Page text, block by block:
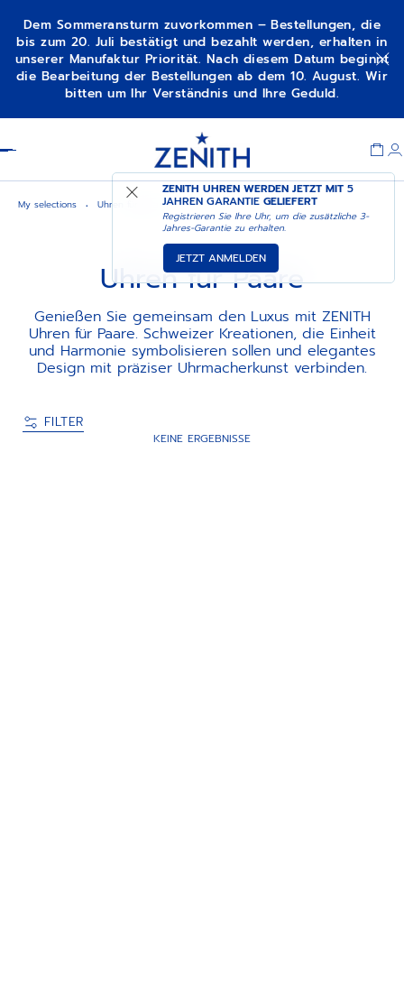
Dem Sommeransturm zuvorkommen – Bestellungen, die
bis zum 20. Juli bestätigt und bezahlt werden, erhalten in
unserer Manufaktur Priorität. Nach diesem Datum beginnt
die Bearbeitung der Bestellungen ab dem 10. August. Wir
bitten um Ihr Verständnis und Ihre Geduld.
ZENITH UHREN WERDEN JETZT MIT5
JAHREN GARANTIE GELIEFERT
Registrieren Sie Ihre Uhr, um die zusätzliche 3-
Jahres-Garantie zu erhalten.
JETZT ANMELDEN
My selections Uhren für paare
Uhren für Paare
Genießen Sie gemeinsam den Luxus mit ZENITH
Uhren für Paare. Schweizer Kreationen, die Einheit
und Harmonie symbolisieren sollen und elegantes
Design mit präziser Uhrmacherkunst verbinden.
FILTER
KEINE ERGEBNISSE